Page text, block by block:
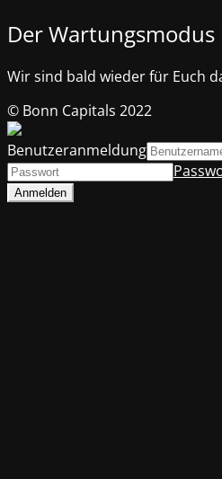
Der
Wir sind bald wieder für Euch
© Bonn Capitals 2022
Benutzeranmeldung